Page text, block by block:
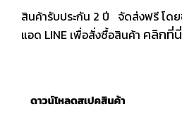
สินค้ารับประกัน 2 ปี จัดส่งฟรี โด
แอด LINE เพื่อสั่งซื้อสินค้า คลิกที่นี่